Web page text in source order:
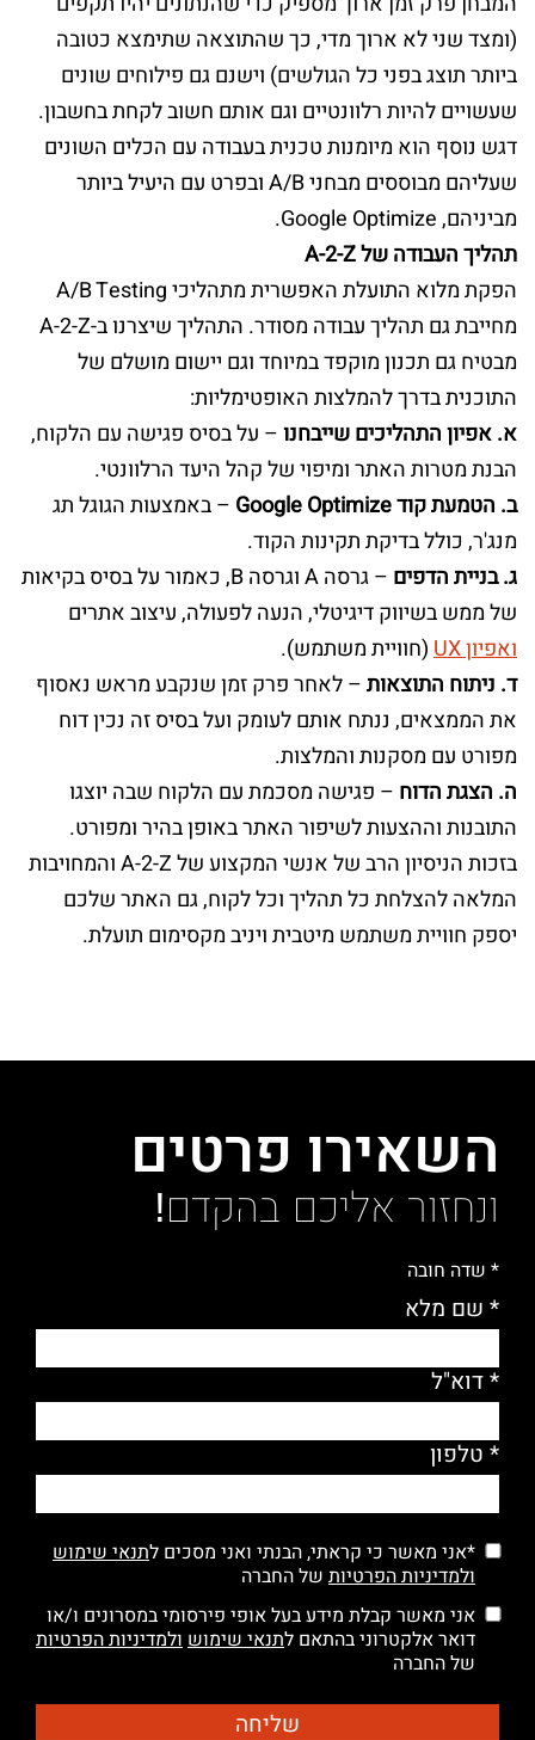
(ומצד שני לא ארוך מדי, כך שהתוצאה שתימצא כטובה
ביותר תוצג בפני כל הגולשים) וישנם גם פילוחים שונים
שעשויים להיות רלוונטיים וגם אותם חשוב לקחת בחשבון.
דגש נוסף הוא מיומנות טכנית בעבודה עם הכלים השונים
שעליהם מבוססים מבחני A/B ובפרט עם היעיל ביותר
מביניהם, Google Optimize.
תהליך העבודה של A-2-Z
הפקת מלוא התועלת האפשרית מתהליכי A/B Testing
מחייבת גם תהליך עבודה מסודר. התהליך שיצרנו ב-A-2-Z
מבטיח גם תכנון מוקפד במיוחד וגם יישום מושלם של
התוכנית בדרך להמלצות האופטימליות:
א. אפיון התהליכים שייבחנו– על בסיס פגישה עם הלקוח,
הבנת מטרות האתר ומיפוי של קהל היעד הרלוונטי.
ב. הטמעת קוד Google Optimize
– באמצעות הגוגל תג
מנג'ר, כולל בדיקת תקינות הקוד.
ג. בניית הדפים
– גרסה A וגרסה B, כאמור על בסיס בקיאות
של ממש בשיווק דיגיטלי, הנעה לפעולה, עיצוב אתרים
ואפיון UX
(חוויית משתמש).
ד. ניתוח התוצאות– לאחר פרק זמן שנקבע מראש נאסוף
את הממצאים, ננתח אותם לעומק ועל בסיס זה נכין דוח
מפורט עם מסקנות והמלצות.
ה. הצגת הדוח – פגישה מסכמת עם הלקוח שבה יוצגו
התובנות וההצעות לשיפור האתר באופן בהיר ומפורט.
בזכות הניסיון הרב של אנשי המקצוע של A-2-Z והמחויבות
המלאה להצלחת כל תהליך וכל לקוח, גם האתר שלכם
יספק חוויית משתמש מיטבית ויניב מקסימום תועלת.
השאירו פרטים
ונחזור אליכם בהקדם!
* שדה חובה
* שם מלא
* דוא"ל
* טלפון
*אני מאשר כי קראתי, הבנתי ואני מסכים לתנאי שימוש
ולמדיניות הפרטיות של החברה
אני מאשר קבלת מידע בעל אופי פירסומי במסרונים ו/או
דואר אלקטרוני בהתאם לתנאי שימושולמדיניות הפרטיות
של החברה